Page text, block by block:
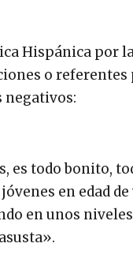
Hispánica por
o
negativos:
todo bonito,
en edad
en unos